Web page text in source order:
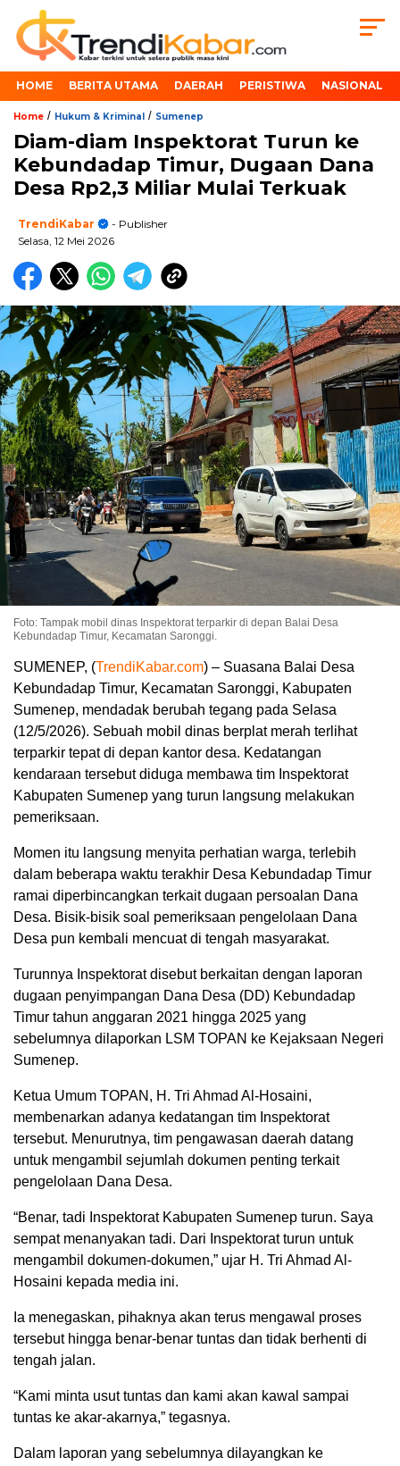
HOME BERITA UTAMA DAERAH PERISTIWA NASIONAL
Home / Hukum & Kriminal / Sumenep
Diam-diam Inspektorat Turun ke
Kebundadap Timur, Dugaan Dana
Desa Rp2,3 Miliar Mulai Terkuak
TrendiKabar
- Publisher
Selasa, 12 Mei 2026
Foto: Tampak mobil dinas Inspektorat terparkir di depan Balai Desa
Kebundadap Timur, Kecamatan Saronggi.
SUMENEP, (TrendiKabar.com) – Suasana Balai Desa
Kebundadap Timur, Kecamatan Saronggi, Kabupaten
Sumenep, mendadak berubah tegang pada Selasa
(12/5/2026). Sebuah mobil dinas berplat merah terlihat
terparkir tepat di depan kantor desa. Kedatangan
kendaraan tersebut diduga membawa tim Inspektorat
Kabupaten Sumenep yang turun langsung melakukan
pemeriksaan.
Momen itu langsung menyita perhatian warga, terlebih
dalam beberapa waktu terakhir Desa Kebundadap Timur
ramai diperbincangkan terkait dugaan persoalan Dana
Desa. Bisik-bisik soal pemeriksaan pengelolaan Dana
Desa pun kembali mencuat di tengah masyarakat.
Turunnya Inspektorat disebut berkaitan dengan laporan
dugaan penyimpangan Dana Desa (DD) Kebundadap
Timur tahun anggaran 2021 hingga 2025 yang
sebelumnya dilaporkan LSM TOPAN ke Kejaksaan Negeri
Sumenep.
Ketua Umum TOPAN, H. Tri Ahmad Al-Hosaini,
membenarkan adanya kedatangan tim Inspektorat
tersebut. Menurutnya, tim pengawasan daerah datang
untuk mengambil sejumlah dokumen penting terkait
pengelolaan Dana Desa.
“Benar, tadi Inspektorat Kabupaten Sumenep turun. Saya
sempat menanyakan tadi. Dari Inspektorat turun untuk
mengambil dokumen-dokumen,” ujar H. Tri Ahmad Al-
Hosaini kepada media ini.
Ia menegaskan, pihaknya akan terus mengawal proses
tersebut hingga benar-benar tuntas dan tidak berhenti di
tengah jalan.
“Kami minta usut tuntas dan kami akan kawal sampai
tuntas ke akar-akarnya,” tegasnya.
Dalam laporan yang sebelumnya dilayangkan ke